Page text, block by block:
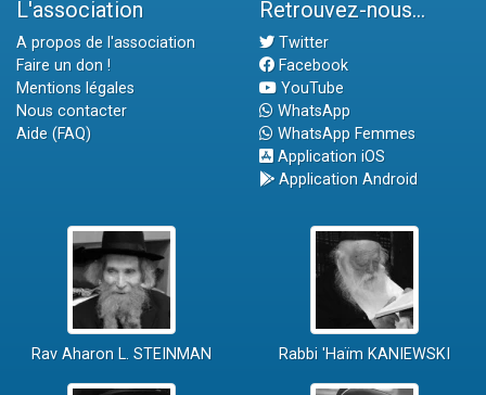
L'association
A propos de l'association
Faire un don !
Mentions légales
Nous contacter
Aide (FAQ)
Retrouvez-nous...
Twitter
Facebook
YouTube
WhatsApp
WhatsApp Femmes
Application iOS
Application Android
Rav Aharon L. STEINMAN Rabbi 'Haïm KANIEWSKI